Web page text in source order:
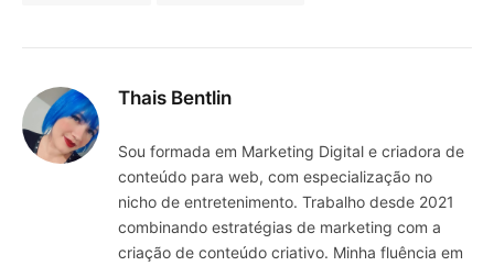
Thais Bentlin
Sou formada em Marketing Digital e criadora de
conteúdo para web, com especialização no
nicho de entretenimento. Trabalho desde 2021
combinando estratégias de marketing com a
criação de conteúdo criativo. Minha fluência em